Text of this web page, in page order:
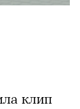
клип